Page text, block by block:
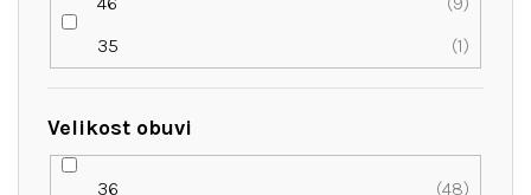
35
1
Velikost obuvi
36
48